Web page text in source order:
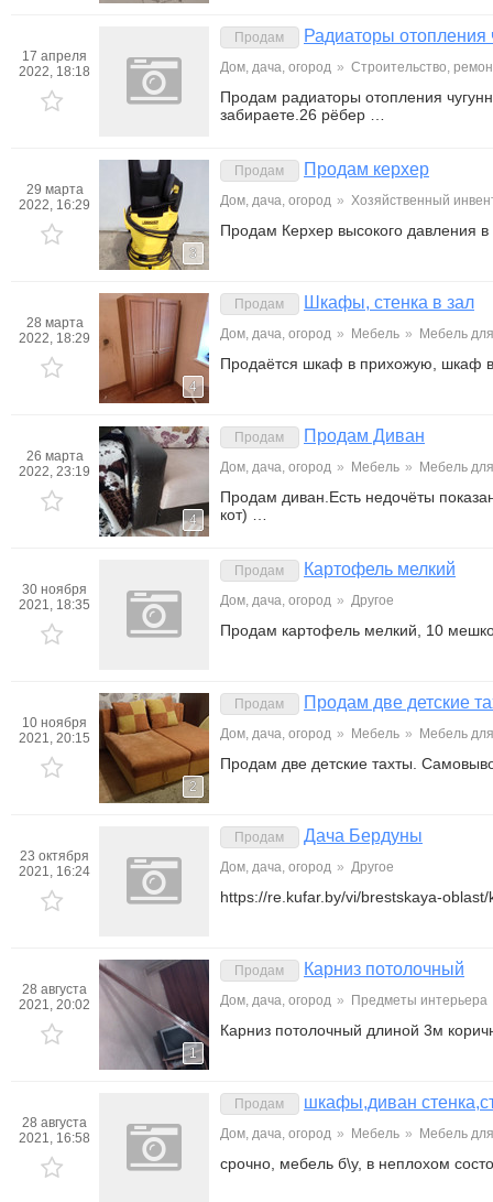
17 апреля
2022, 18:18
Продам Радиаторы отопления
Дом, дача, огород » Строительство,
Продам радиаторы отопления
забираете.26 рёбер …
29 марта
2022, 16:29
3
Продам Продам керхер
Дом, дача, огород » Хозяйственный
Продам Керхер высокого давления
28 марта
2022, 18:29
4
Продам Шкафы, стенка в зал
Дом, дача, огород » Мебель » Мебель
Продаётся шкаф в прихожую, шкаф
26 марта
2022, 23:19
4
Продам Продам Диван
Дом, дача, огород » Мебель » Мебель
Продам диван.Есть недочёты
кот) …
30 ноября
2021, 18:35
Продам Картофель мелкий
Дом, дача, огород » Другое
Продам картофель мелкий, 10
10 ноября
2021, 20:15
2
Продам Продам две детские
Дом, дача, огород » Мебель » Мебель
Продам две детские тахты.
23 октября
2021, 16:24
Продам Дача Бердуны
Дом, дача, огород » Другое
https://re.kufar.by/vi/brestskaya-
28 августа
2021, 20:02
1
Продам Карниз потолочный
Дом, дача, огород » Предметы интерьера
Карниз потолочный длиной 3м
28 августа
2021, 16:58
Продам шкафы,диван
Дом, дача, огород » Мебель » Мебель
срочно, мебель б\у, в неплохом